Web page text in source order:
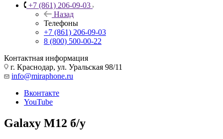
+7 (861) 206-09-03
Назад
Телефоны
+7 (861) 206-09-03
8 (800) 500-00-22
Контактная информация
г. Краснодар, ул. Уральская 98/11
info@miraphone.ru
Вконтакте
YouTube
Galaxy M12 б/у